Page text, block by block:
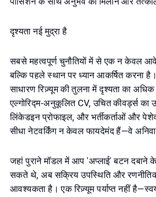
दृश्यता नई मुद्रा है
सबसे महत्वपूर्ण चुनौतियों में से एक न केवल
बल्कि पहले स्थान पर ध्यान आकर्षित करना
साधारण रिज़्यूम की तुलना में दृश्यता का
एल्गोरिद्म-अनुकूलित CV, उचित कीवर्ड्स का
लिंकेडइन प्रोफाइल, और भर्तीकर्ताओं और
सीधा नेटवर्किंग न केवल फायदेमंद हैं—वे
जहां पुराने मॉडल में आप 'अप्लाई' बटन दबाने
सकते थे, अब सक्रिय उपस्थिति और
आवश्यकता है। एक रिज़्यूम पर्याप्त नहीं